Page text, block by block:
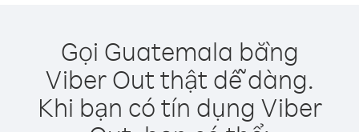
Gọi Guatemala bằng
Viber Out thật dễ dàng.
Khi bạn có tín dụng Viber